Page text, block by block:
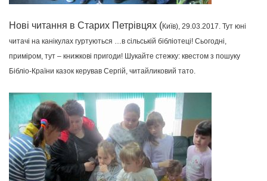
Нові читання в Старих Петрівцях (Київ), 29.03.2017. Тут юні
читачі на канікулах гуртуються …в сільській бібліотеці! Сьогодні,
приміром, тут – книжкові пригоди! Шукайте стежку: квестом з пошуку
Бібліо-Країни казок керував Сергій, читайликовий тато.